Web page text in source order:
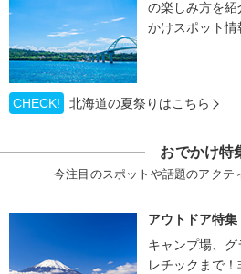
の楽しみ方を
かけスポット情
CHECK! 北海道の夏祭りはこちら
おでかけ特
今注目のスポットや話題のアクテ
アウトドア特集
キャンプ場、
レチックまで